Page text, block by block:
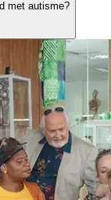
met autisme?